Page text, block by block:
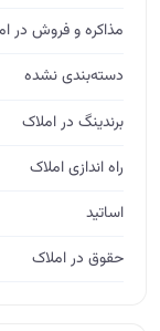
مذاکره و فروش در
دسته‌بندی نشده
برندینگ در املاک
راه اندازی املاک
اساتید
حقوق در املاک